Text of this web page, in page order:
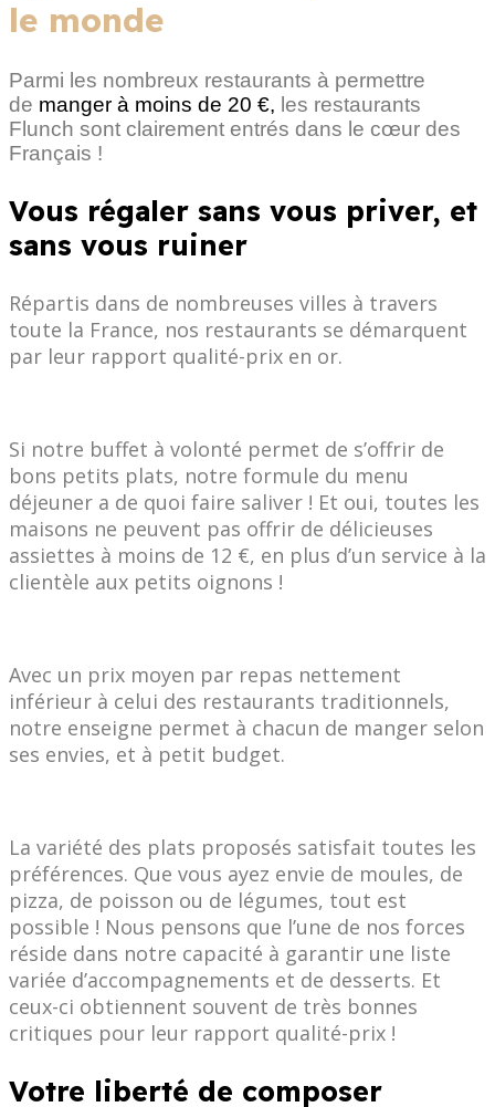
le monde
Parmi les nombreux restaurants à permettre
de manger à moins de 20 €, les restaurants
Flunch sont clairement entrés dans le cœur des
Français !
Vous régaler sans vous priver, et
sans vous ruiner
Répartis dans de nombreuses villes à travers
toute la France, nos restaurants se démarquent
par leur rapport qualité-prix en or.
Si notre buffet à volonté permet de s’offrir de
bons petits plats, notre formule du menu
déjeuner a de quoi faire saliver ! Et oui, toutes les
maisons ne peuvent pas offrir de délicieuses
assiettes à moins de 12 €, en plus d’un service à la
clientèle aux petits oignons !
Avec un prix moyen par repas nettement
inférieur à celui des restaurants traditionnels,
notre enseigne permet à chacun de manger selon
ses envies, et à petit budget.
La variété des plats proposés satisfait toutes les
préférences. Que vous ayez envie de moules, de
pizza, de poisson ou de légumes, tout est
possible ! Nous pensons que l’une de nos forces
réside dans notre capacité à garantir une liste
variée d’accompagnements et de desserts. Et
ceux-ci obtiennent souvent de très bonnes
critiques pour leur rapport qualité-prix !
Votre liberté de composer